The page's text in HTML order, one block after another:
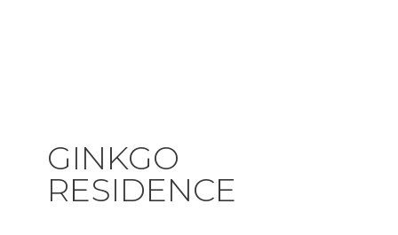
GINKGO
RESIDENCE